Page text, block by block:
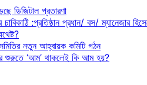
ডিজিটাল প্রতারণা
:প্রতিষ্ঠান প্রধান/ বস/ ম্যানেজার
নতুন আহ্বায়ক কমিটি গঠন
শুরুতে ‘আম’ থাকলেই কি আম হয়?